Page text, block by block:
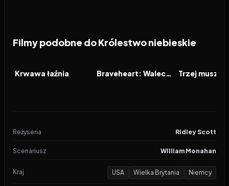
Filmy podobne do Królestwo niebieskie
FILM
Krwawa łaźnia FILM Braveheart: Waleczne Serce FILM
Reżyseria Ridley Scott
Scenariusz William Monahan
Kraj USA Wielka Brytania Niemcy